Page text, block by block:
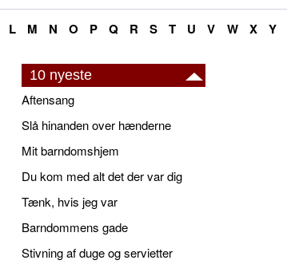
L M N O P Q R S T U V W X Y
10 nyeste
Aftensang
Slå hinanden over hænderne
Mit barndomshjem
Du kom med alt det der var dig
Tænk, hvis jeg var
Barndommens gade
Stivning af duge og servietter